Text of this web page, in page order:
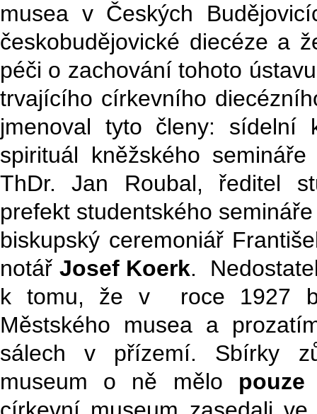
musea v Českých
českobudějovické diecéze a
péči o zachování tohoto
trvajícího církevního
jmenoval tyto členy: sídelní
spirituál kněžského
ThDr. Jan Roubal, ředitel
prefekt studentského
biskupský ceremoniář
notář Josef Koerk.
k tomu, že v roce 1927
Městského musea a
sálech v přízemí. Sbírky
museum o ně mělo pouze